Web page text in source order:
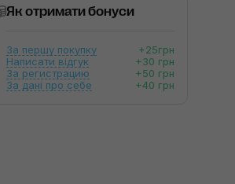
Як отримати бонуси
За першу покупку
+25грн
Написати відгук
+30 грн
За регистрацию
+50 грн
За дані про себе
+40 грн